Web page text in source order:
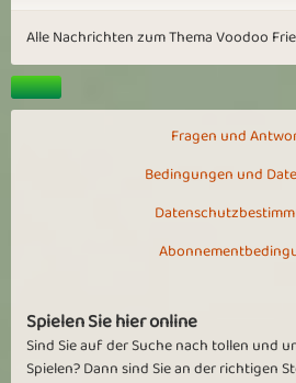
Alle Nachrichten zum Thema Voodoo
Fragen und
Bedingungen und
Spielen Sie hier online
Sind Sie auf der Suche nach tollen und
Spielen? Dann sind Sie an der richtigen